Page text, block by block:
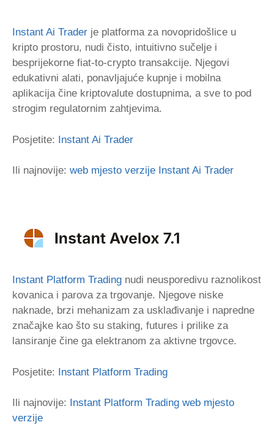
Instant Ai Trader je platforma za novopridošlice u
kripto prostoru, nudi čisto, intuitivno sučelje i
besprijekorne fiat-to-crypto transakcije. Njegovi
edukativni alati, ponavljajuće kupnje i mobilna
aplikacija čine kriptovalute dostupnima, a sve to pod
strogim regulatornim zahtjevima.
Posjetite: Instant Ai Trader
Ili najnovije: web mjesto verzije Instant Ai Trader
Instant Platform Trading nudi neusporedivu raznolikost
kovanica i parova za trgovanje. Njegove niske
naknade, brzi mehanizam za usklađivanje i napredne
značajke kao što su staking, futures i prilike za
lansiranje čine ga elektranom za aktivne trgovce.
Posjetite: Instant Platform Trading
Ili najnovije: Instant Platform Trading web mjesto
verzije